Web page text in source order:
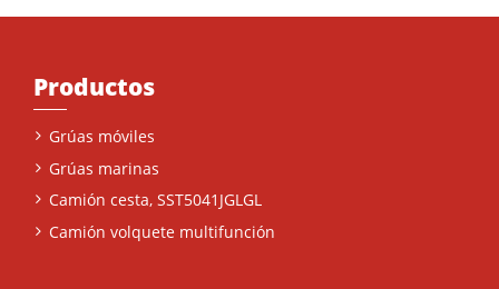
Productos
Grúas móviles
Grúas marinas
Camión cesta, SST5041JGLGL
Camión volquete multifunción